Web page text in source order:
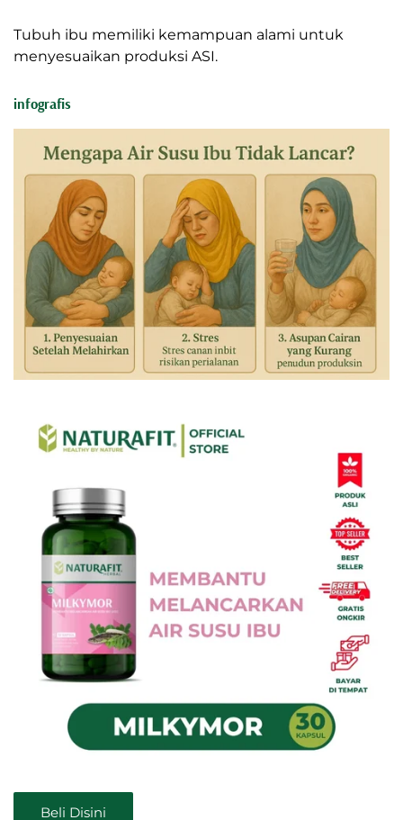
Menggunakan pendamping herbal bila
diperlukan
menyesuaikan produksi ASI.
infografis